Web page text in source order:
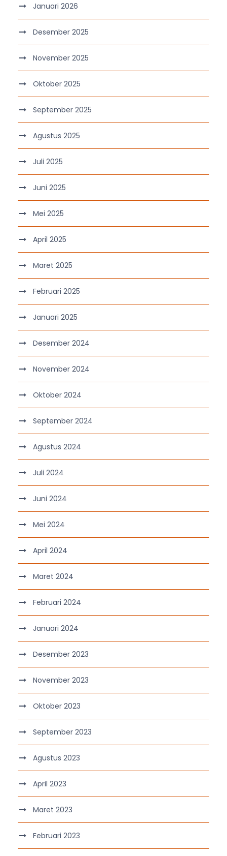
Januari 2026
Desember 2025
November 2025
Oktober 2025
September 2025
Agustus 2025
Juli 2025
Juni 2025
Mei 2025
April 2025
Maret 2025
Februari 2025
Januari 2025
Desember 2024
November 2024
Oktober 2024
September 2024
Agustus 2024
Juli 2024
Juni 2024
Mei 2024
April 2024
Maret 2024
Februari 2024
Januari 2024
Desember 2023
November 2023
Oktober 2023
September 2023
Agustus 2023
April 2023
Maret 2023
Februari 2023